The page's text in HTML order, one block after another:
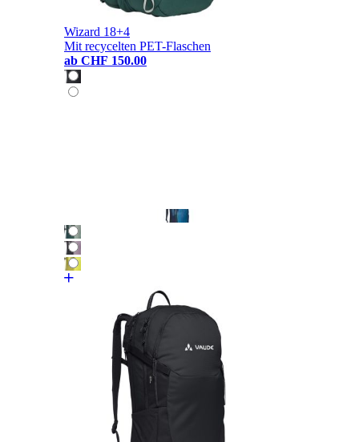
Wizard 18+4
Mit recycelten PET-Flaschen
ab CHF 150.00